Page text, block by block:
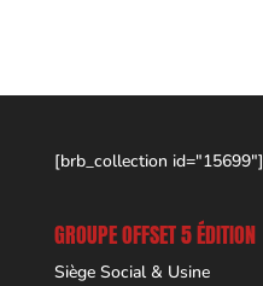
[brb_collection id="15699"]
GROUPE OFFSET 5 ÉDITION
Siège Social & Usine